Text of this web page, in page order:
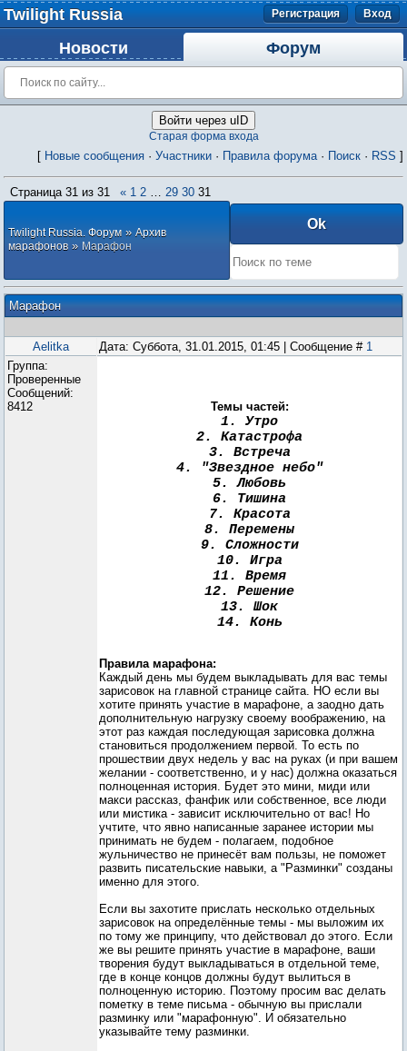
Twilight Russia Регистрация Вход
Новости Форум
Войти через uID
Старая форма входа
[ Новые сообщения · Участники · Правила форума· Поиск · RSS ]
Страница 31 из 31 « 1 2 … 29 30 31
Twilight Russia. Форум » Архив
марафонов » Марафон
Марафон
Aelitka Дата: Суббота, 31.01.2015, 01:45 | Сообщение # 1
Группа:
Проверенные
Сообщений:
8412
Темы частей:
1. Утро
2. Катастрофа
3. Встреча
4. "Звездное небо"
5. Любовь
6. Тишина
7. Красота
8. Перемены
9. Сложности
10. Игра
11. Время
12. Решение
13. Шок
14. Конь
Правила марафона:
Каждый день мы будем выкладывать для вас темы
зарисовок на главной странице сайта. НО если вы
хотите принять участие в марафоне, а заодно дать
дополнительную нагрузку своему воображению, на
этот раз каждая последующая зарисовка должна
становиться продолжением первой. То есть по
прошествии двух недель у вас на руках (и при вашем
желании - соответственно, и у нас) должна оказаться
полноценная история. Будет это мини, миди или
макси рассказ, фанфик или собственное, все люди
или мистика - зависит исключительно от вас! Но
учтите, что явно написанные заранее истории мы
принимать не будем - полагаем, подобное
жульничество не принесёт вам пользы, не поможет
развить писательские навыки, а "Разминки" созданы
именно для этого.
Если вы захотите прислать несколько отдельных
зарисовок на определённые темы - мы выложим их
по тому же принципу, что действовал до этого. Если
же вы решите принять участие в марафоне, ваши
творения будут выкладываться в отдельной теме,
где в конце концов должны будут вылиться в
полноценную историю. Поэтому просим вас делать
пометку в теме письма - обычную вы прислали
разминку или "марафонную". И обязательно
указывайте тему разминки.